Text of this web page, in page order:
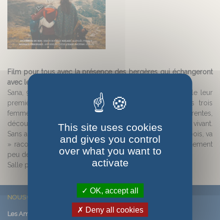
Film pour tous avec la présence des bergères qui échangeront
avec le public.
Sana, 9 ans, sa maman et sa grand-mère, vivent ensemble leur
première estive en tant que bergères débutantes. Ces trois
femmes de la même famille, de trois générations différentes,
découvrent cette nouvelle vie et explorent leur rapport au vivant.
Sans artifice, avec une touchante sincérité, « Va dans les bois, va
» raconte leur aventure au fil d’un été en alpage, où finalement
peu de mots sont nécessaires.
Salle polyvalente à 18 h
NOUS CONTACTER
Les Amis de Saint-Véran
This site uses cookies
and gives you control
over what you want to
activate
OK, accept all
Deny all cookies